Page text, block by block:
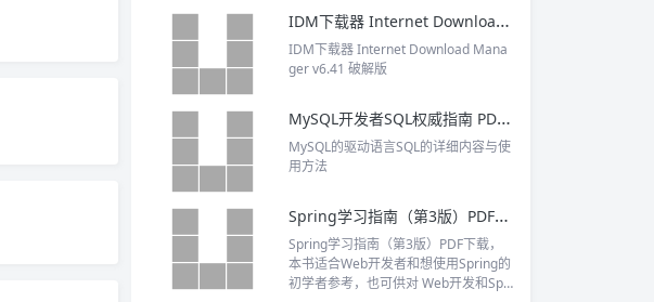
合mvc设计模式的理念，详细讲述了使
用jsp及struts框架进行web系统开发的
相关技术。
IDM下载器 Internet Download Manager v6.41 破解版
IDM下载器 Internet Download Mana
ger v6.41 破解版
MySQL开发者SQL权威指南 PDF下载
MySQL的驱动语言SQL的详细内容与使
用方法
Spring学习指南（第3版）PDF下载
Spring学习指南（第3版）PDF下载，
本书适合Web开发者和想使用Spring的
初学者参考，也可供对 Web开发和Spri